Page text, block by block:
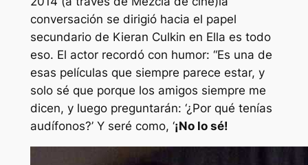
conversación se dirigió hacia el papel
secundario de Kieran Culkin en Ella es todo
eso. El actor recordó con humor: “Es una de
esas películas que siempre parece estar, y
solo sé que porque los amigos siempre me
dicen, y luego preguntarán: ‘¿Por qué tenías
audífonos?’ Y seré como, ‘¡No lo sé!